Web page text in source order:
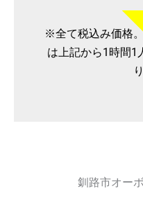
※全て税込み価格
は上記から1時間1
釧路市オー